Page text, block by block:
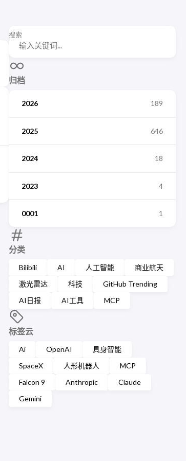
搜索
归档
2026 189
2025 646
2024 18
2023 4
0001 1
分类
Bilibili AI 人工智能
商业航天
激光雷达
科技
GitHub Trending
AI日报
AI工具 MCP
标签云
Ai OpenAI
具身智能
SpaceX
人形机器人
MCP
Falcon 9
Anthropic
Claude
Gemini